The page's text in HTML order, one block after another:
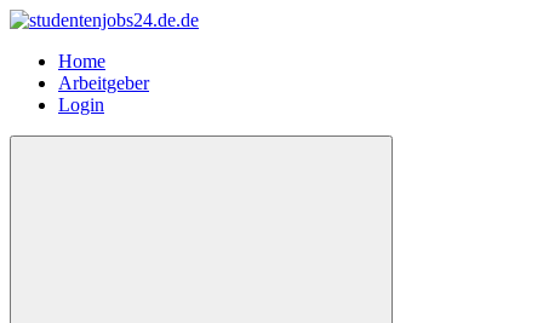
Home
Arbeitgeber
Login